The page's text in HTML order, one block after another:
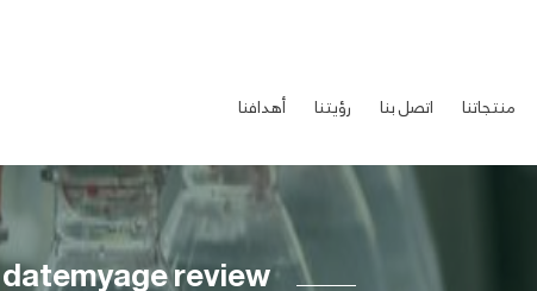
منتجاتنا اتصل بنا رؤيتنا أهدافنا
datemyage review